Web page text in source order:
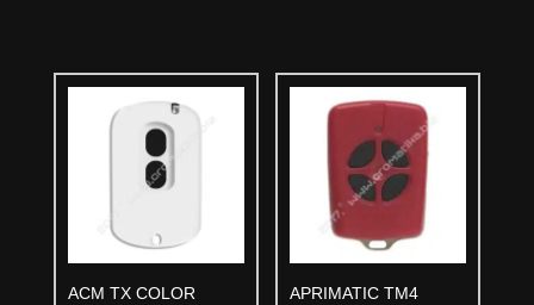
ACM TX COLOR
APRIMATIC TM4